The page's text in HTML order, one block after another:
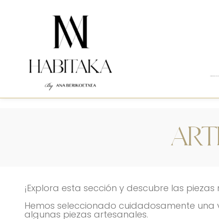
¡Explora esta sección y descubre las
Hemos seleccionado cuidadosamente
algunas piezas artesanales.